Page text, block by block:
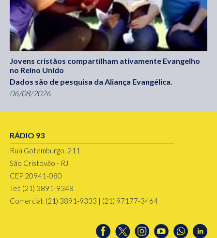
Jovens cristãos compartilham ativamente Evangelho
no Reino Unido
Dados são de pesquisa da Aliança Evangélica.
06/08/2026
RÁDIO 93
Rua Gotemburgo, 211
São Cristovão - RJ
CEP 20941-080
Tel: (21) 3891-9348
Comercial: (21) 3891-9333 | (21) 97177-3464